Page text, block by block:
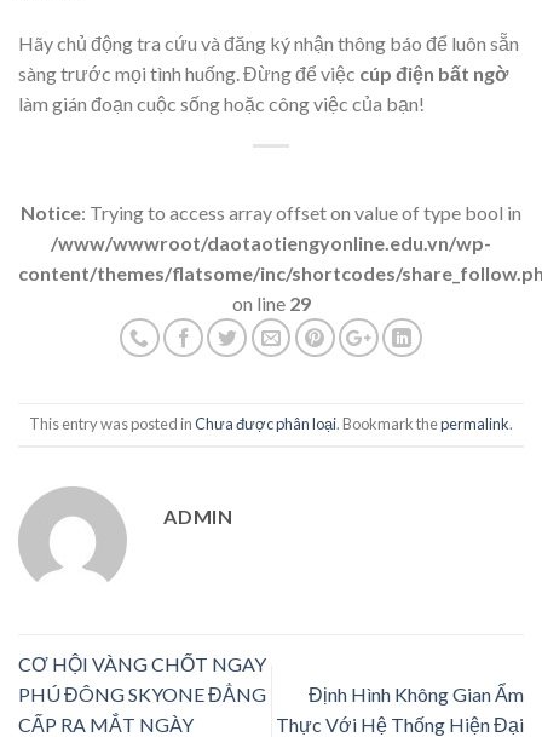
Hãy chủ động tra cứu và đăng ký nhận thông báo để luôn sẵn
sàng trước mọi tình huống. Đừng để việc cúp điện bất ngờ
làm gián đoạn cuộc sống hoặc công việc của bạn!
Notice: Trying to access array offset on value of type bool in
/www/wwwroot/daotaotiengyonline.edu.vn/wp-
content/themes/flatsome/inc/shortcodes/
on line 29
This entry was posted inChưa được phân loại. Bookmark thepermalink.
ADMIN
CƠ HỘI VÀNG CHỐT NGAY
PHÚ ĐÔNG SKYONE ĐẲNG
CẤP RA MẮT NGÀY
Định Hình Không Gian Ẩm
Thực Với Hệ Thống Hiện Đại